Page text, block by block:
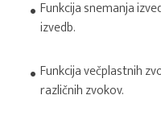
Funkcija snemanja
izvedb.
Funkcija večplastnih
različnih zvokov.